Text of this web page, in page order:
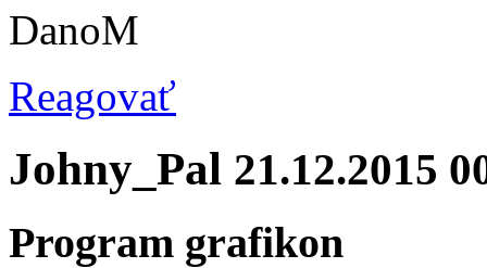
DanoM
Reagovať
Johny_Pal 21.12.2015
Program grafikon